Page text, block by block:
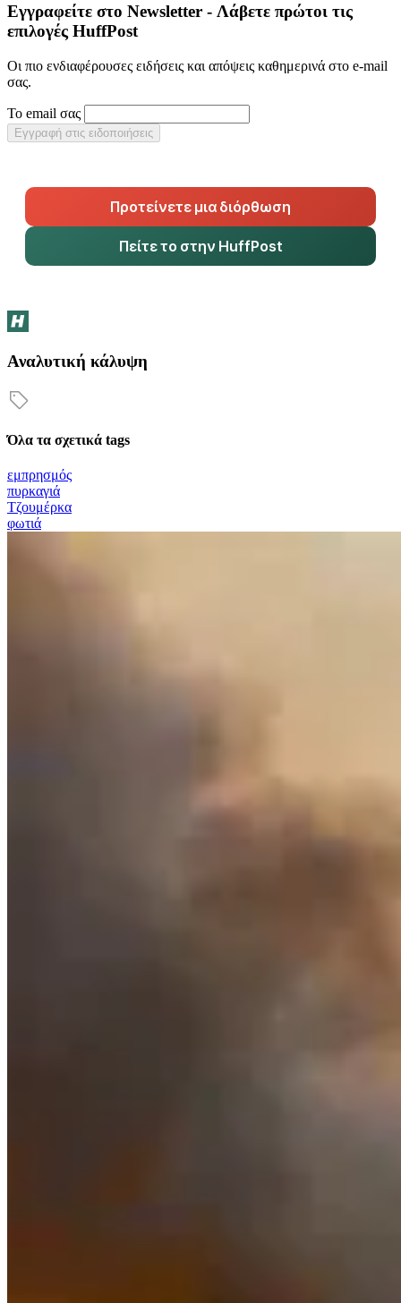
Εγγραφείτε στο Newsletter - Λάβετε πρώτοι τις
επιλογές HuffPost
Οι πιο ενδιαφέρουσες ειδήσεις και απόψεις καθημερινά στο e-mail
σας.
Το email σας
Εγγραφή στις ειδοποιήσεις
Προτείνετε μια διόρθωση
Πείτε το στην HuffPost
Αναλυτική κάλυψη
Όλα τα σχετικά tags
εμπρησμός
πυρκαγιά
Τζουμέρκα
φωτιά